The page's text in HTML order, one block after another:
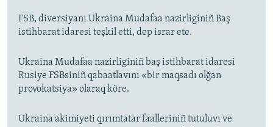
FSB, diversiyanı Ukraina Mudafaa nazirliginiñ Baş
istihbarat idaresi teşkil etti, dep israr ete.
Ukraina Mudafaa nazirliginiñ baş istihbarat idaresi
Rusiye FSBsiniñ qabaatlavını «bir maqsadı olğan
provokatsiya» olaraq köre.
Ukraina akimiyeti qırımtatar faalleriniñ tutuluvı ve